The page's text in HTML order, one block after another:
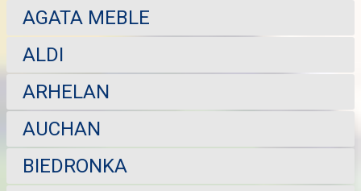
AGATA MEBLE
ALDI
ARHELAN
AUCHAN
BIEDRONKA